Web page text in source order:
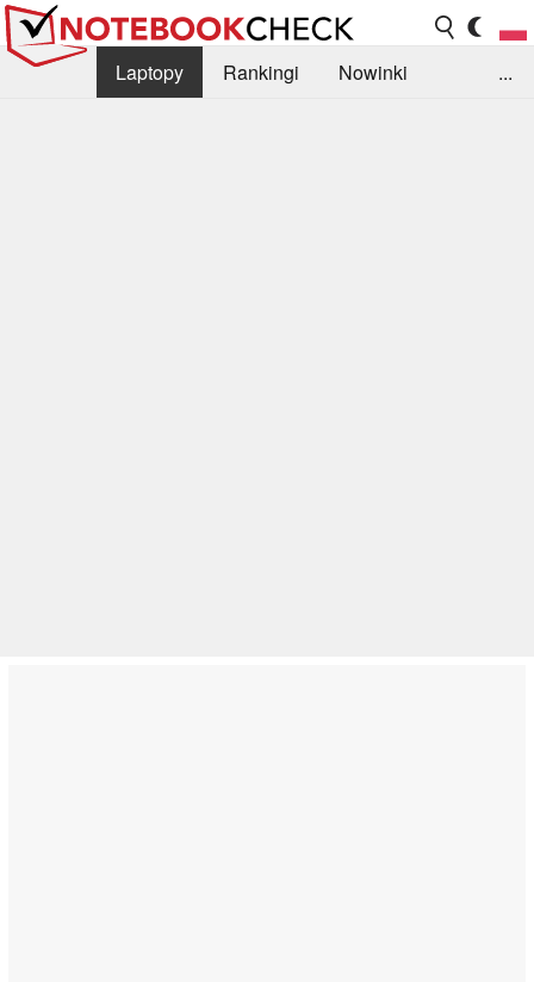
Laptopy Rankingi
Nowinki
...